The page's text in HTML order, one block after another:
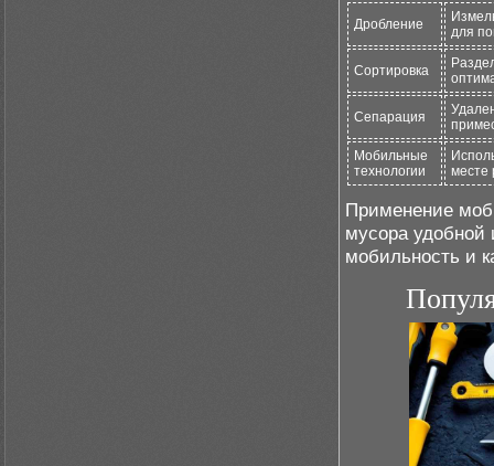
Дробление
для
Сортировка
Сепарация
Мобильные
технологии
месте
Применение
мусора удобной
мобильность и